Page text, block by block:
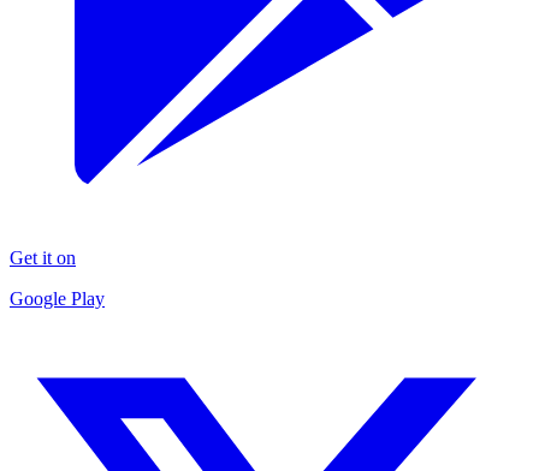
Get it on
Google Play